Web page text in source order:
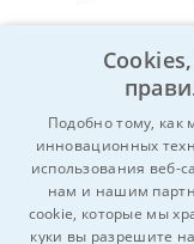
Вы знаете
быть
Подобно тому, как
инновационных
использования веб-
нам и нашим
cookie, которые мы
куки вы разрешите